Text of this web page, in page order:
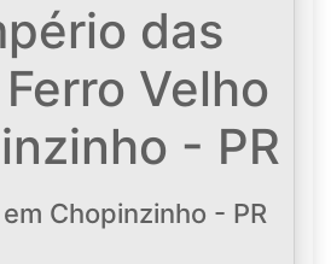
das
Velho
- PR
Chopinzinho - PR